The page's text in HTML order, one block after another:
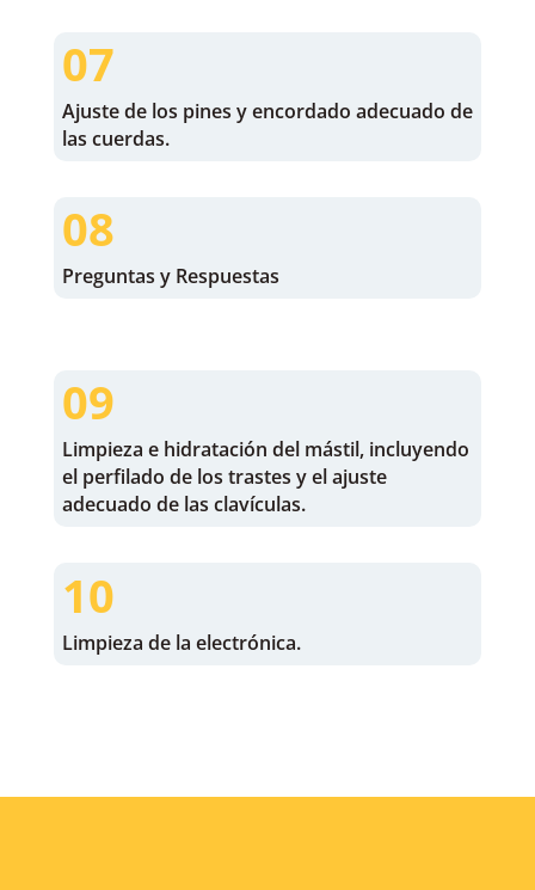
07
Ajuste de los pines y encordado adecuado de
las cuerdas.
08
Preguntas y Respuestas
09
Limpieza e hidratación del mástil, incluyendo
el perfilado de los trastes y el ajuste
adecuado de las clavículas.
10
Limpieza de la electrónica.